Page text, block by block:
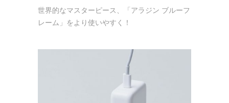
世界的なマスターピース、「アラジン ブルーフ
レーム」をより使いやすく！